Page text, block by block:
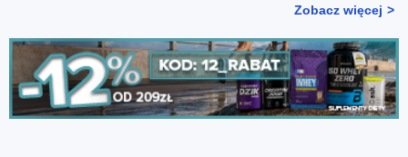
Zobacz więcej